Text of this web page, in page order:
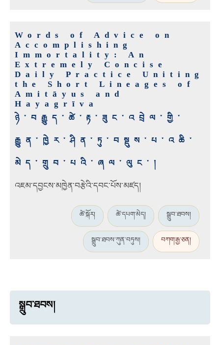
Words of Advice on
Accomplishing
Immortality: An
Extremely Concise
Daily Practice Uniting
the Short Lineages of
Amitāyus and
Hayagrīva
ཉེ་བརྒྱུད་ཚེ་རྟ་ཟུང་འབྲེལ་གྱི་
རྒྱུན་ཁྱེར་ཤིན་ཏུ་བསྡུས་པ་འཆི་
མེད་གྲུབ་པའི་ཞལ་ལུང་།
འཇམ་དབྱངས་མཁྱེན་བརྩེའི་དབང་པོས་མཛད།
ཚེ་སྐོར། ཚེ་དཔག་མེད། སྒྲུབ་ཐབས།
སྒྲུབ་ཐབས་ཀུན་བཏུས། བཀག་རྒྱ་ཅན།
སྒྲུབ་ཐབས།